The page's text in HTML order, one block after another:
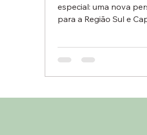
especial: uma nova
para a Região Sul e